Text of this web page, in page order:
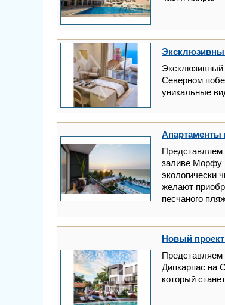
Эксклюзивный
Северном
уникальные
Апартаменты
Представляем
заливе Морфу
экологически
желают
песчаного
Новый
Представляем
Дипкарпас на
который